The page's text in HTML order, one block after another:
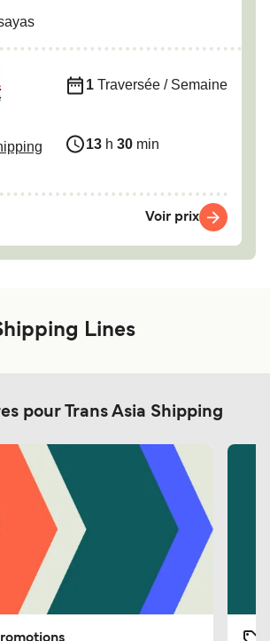
1 Traversée / Semaine
13 h 30 min
Voir prix
Lines
pour Trans Asia Shipping